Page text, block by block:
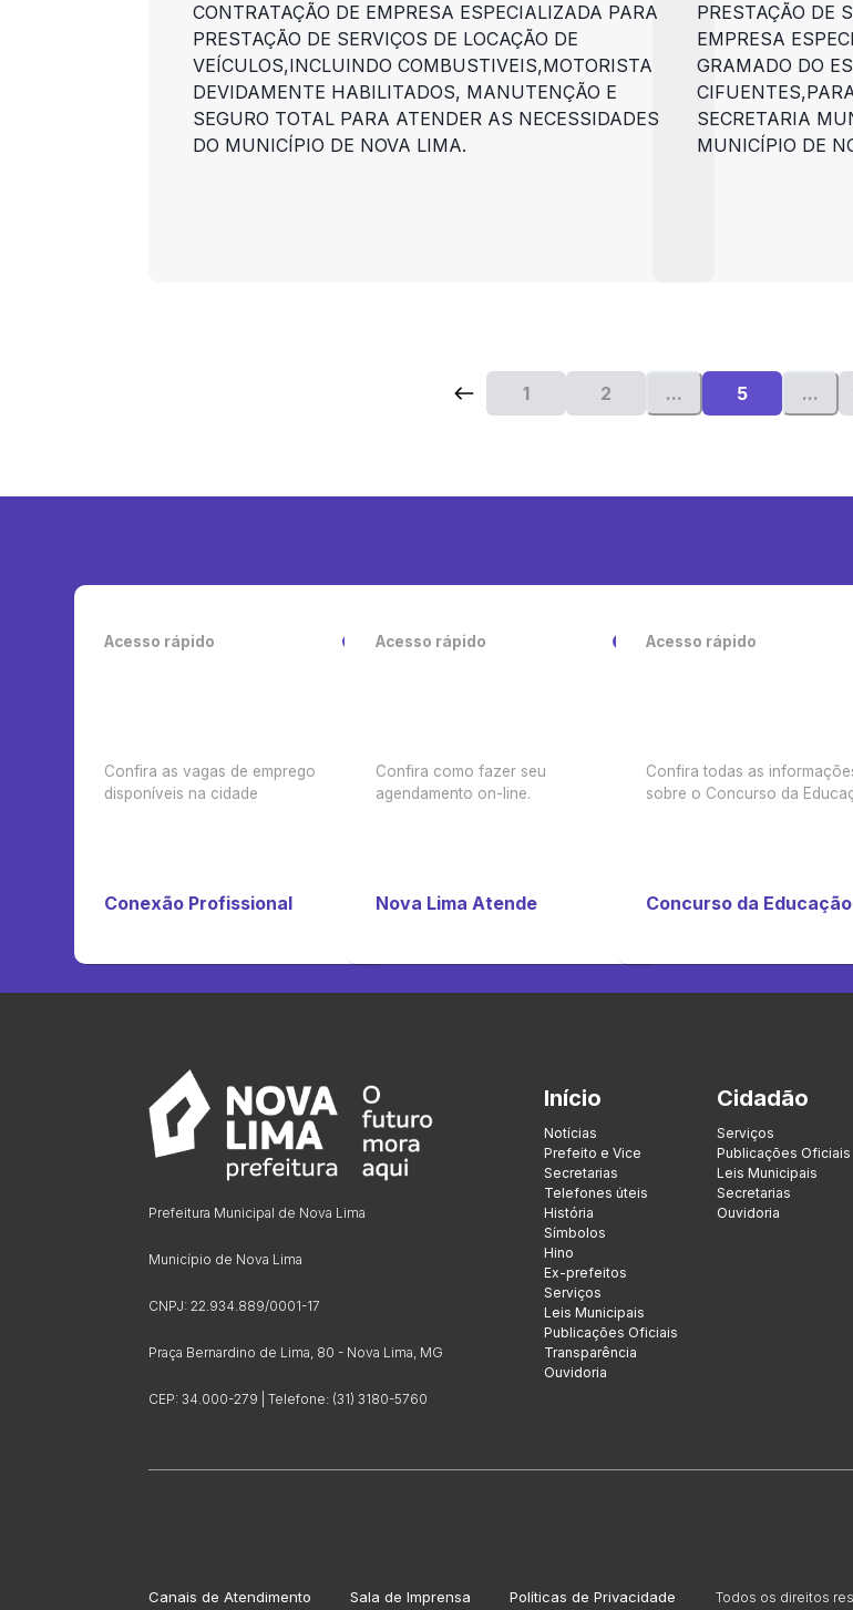
CONTRATAÇÃO DE EMPRESA ESPECIALIZADA PARA
PRESTAÇÃO DE SERVIÇOS DE LOCAÇÃO DE
VEÍCULOS,INCLUINDO COMBUSTIVEIS,MOTORISTA
DEVIDAMENTE HABILITADOS, MANUTENÇÃO E
SEGURO TOTAL PARA ATENDER AS NECESSIDADES
DO MUNICÍPIO DE NOVA LIMA.
PRESTAÇÃO DE
EMPRESA
GRAMADO DO
SECRETARIA
MUNICÍPIO DE
1 2 ... 5 ...
Acesso rápido
Confira as vagas de emprego
disponíveis na cidade
Conexão Profissional
Acesso rápido
Confira como fazer seu
agendamento on-line.
Nova Lima Atende
Acesso rápido
Confira todas as
sobre o Concurso da
Concurso da Educação
Prefeitura Municipal de Nova Lima
Município de Nova Lima
CNPJ: 22.934.889/0001-17
Praça Bernardino de Lima, 80 - Nova Lima, MG
CEP: 34.000-279 | Telefone: (31) 3180-5760
Início
Notícias
Prefeito e Vice
Secretarias
Telefones úteis
História
Símbolos
Hino
Ex-prefeitos
Serviços
Leis Municipais
Publicações Oficiais
Transparência
Ouvidoria
Cidadão
Serviços
Publicações Oficiais
Leis Municipais
Secretarias
Ouvidoria
Canais de Atendimento Sala de Imprensa Políticas de Privacidade Todos os direitos